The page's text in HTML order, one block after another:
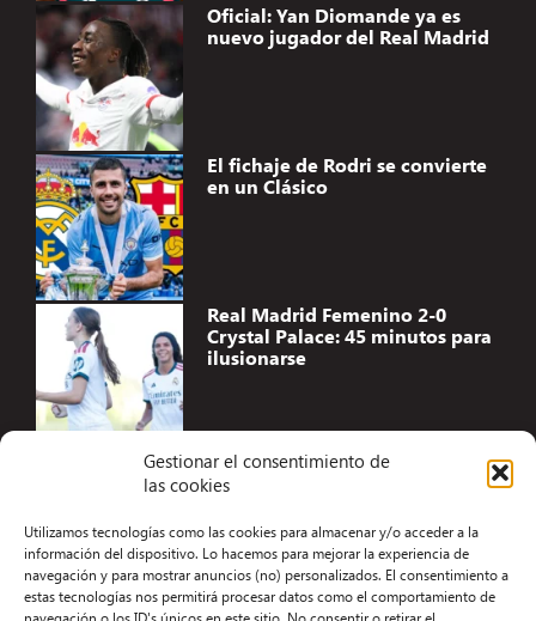
Gestionar el consentimiento de
las cookies
Utilizamos tecnologías como las cookies para almacenar y/o acceder a la
información del dispositivo. Lo hacemos para mejorar la experiencia de
navegación y para mostrar anuncios (no) personalizados. El consentimiento a
estas tecnologías nos permitirá procesar datos como el comportamiento de
Oficial: Yan Diomande ya es
nuevo jugador del Real Madrid
El fichaje de Rodri se convierte
en un Clásico
Real Madrid Femenino 2-0
Crystal Palace: 45 minutos para
ilusionarse
Aviso Legal
Términos y condiciones